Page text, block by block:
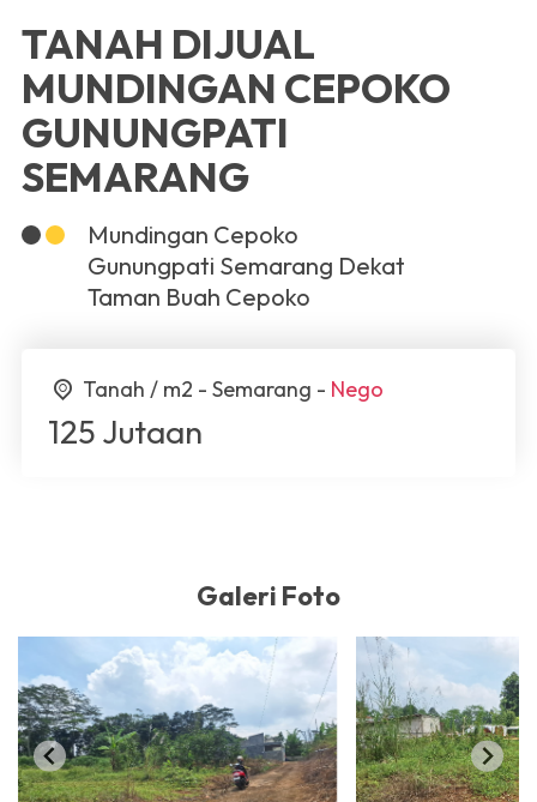
TANAH DIJUAL
MUNDINGAN CEPOKO
GUNUNGPATI
SEMARANG
Mundingan Cepoko
Gunungpati Semarang Dekat
Taman Buah Cepoko
Tanah / m2 - Semarang - Nego
125 Jutaan
Galeri Foto